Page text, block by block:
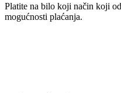
Platite na bilo koji način koji
mogućnosti plaćanja.